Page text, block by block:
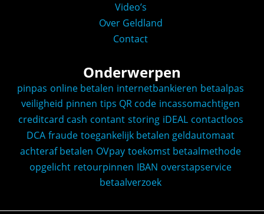
Video’s
Over Geldland
Contact
Onderwerpen
pinpas online betalen internetbankieren betaalpas
veiligheid pinnen tips QR code incassomachtigen
creditcard cash contant storing iDEAL contactloos
DCA fraude toegankelijk betalen geldautomaat
achteraf betalen OVpay toekomst betaalmethode
opgelicht retourpinnen IBAN overstapservice
betaalverzoek